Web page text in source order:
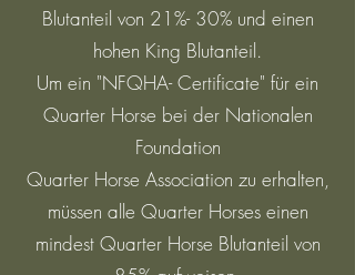
Blutanteil von 21%- 30% und einen
hohen King Blutanteil.
Um ein "NFQHA- Certificate" für ein
Quarter Horse bei der Nationalen
Foundation
Quarter Horse Association zu erhalten,
müssen alle Quarter Horses einen
mindest Quarter Horse Blutanteil von